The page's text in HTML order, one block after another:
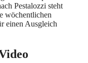
Pestalozzi steht
wöchentlichen
einen Ausgleich